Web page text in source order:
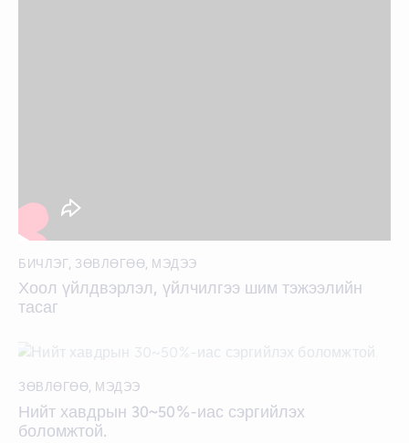
БИЧЛЭГ ЗӨВЛӨГӨӨ МЭДЭЭ
Хоол үйлдвэрлэл, үйлчилгээ шим тэжээлийн
тасаг
ЗӨВЛӨГӨӨ, МЭДЭЭ
Нийт хавдрын 30~50%-иас сэргийлэх
боломжтой.